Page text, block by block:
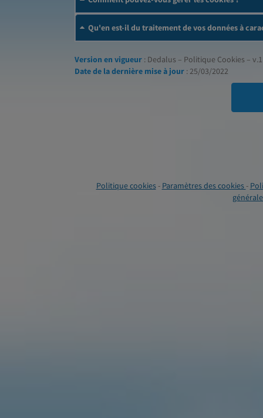
Qu'en est-il du traitement de vos données à
Version en vigueur : Dedalus – Politique Cookies –
Date de la dernière mise à jour : 25/03/2022
Politique cookies- Paramètres des cookies-